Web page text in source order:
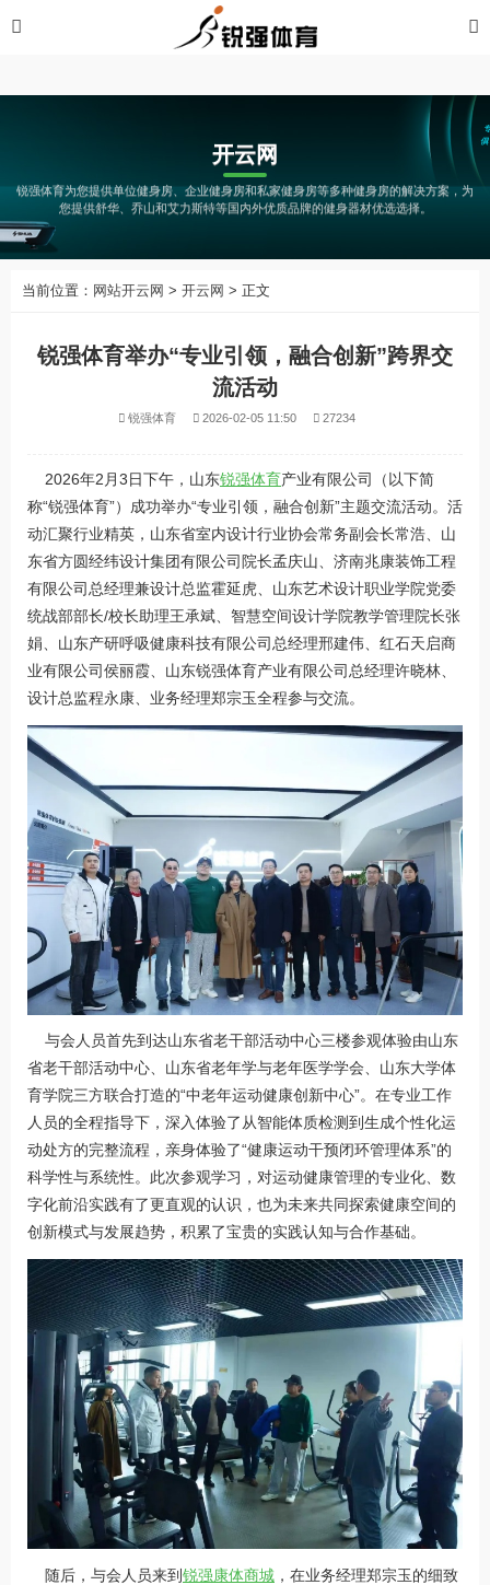
开云网
开云网
锐强体育为您提供单位健身房、企业健身房和私家健身房等多种健身房的解决方案，为
您提供舒华、乔山和艾力斯特等国内外优质品牌的健身器材优选选择。
当前位置： 网站开云网 > 开云网 > 正文
锐强体育举办“专业引领，融合创新”跨界交
流活动
锐强体育 2026-02-05 11:50 27234
2026年2月3日下午，山东锐强体育产业有限公司（以下简
称“锐强体育”）成功举办“专业引领，融合创新”主题交流活动。活
动汇聚行业精英，山东省室内设计行业协会常务副会长常浩、山
东省方圆经纬设计集团有限公司院长孟庆山、济南兆康装饰工程
有限公司总经理兼设计总监霍延虎、山东艺术设计职业学院党委
统战部部长/校长助理王承斌、智慧空间设计学院教学管理院长张
娟、山东产研呼吸健康科技有限公司总经理邢建伟、红石天启商
业有限公司侯丽霞、山东锐强体育产业有限公司总经理许晓林、
设计总监程永康、业务经理郑宗玉全程参与交流。
与会人员首先到达山东省老干部活动中心三楼参观体验由山东
省老干部活动中心、山东省老年学与老年医学学会、山东大学体
育学院三方联合打造的“中老年运动健康创新中心”。在专业工作
人员的全程指导下，深入体验了从智能体质检测到生成个性化运
动处方的完整流程，亲身体验了“健康运动干预闭环管理体系”的
科学性与系统性。此次参观学习，对运动健康管理的专业化、数
字化前沿实践有了更直观的认识，也为未来共同探索健康空间的
创新模式与发展趋势，积累了宝贵的实践认知与合作基础。
随后，与会人员来到锐强康体商城 ，在业务经理郑宗玉的细致